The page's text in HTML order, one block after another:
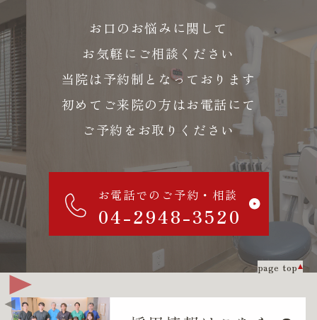
お口のお悩みに関して
お気軽にご相談ください
当院は予約制となっております
初めてご来院の方はお電話にて
ご予約をお取りください
お電話でのご予約・相談
04-2948-3520
page top